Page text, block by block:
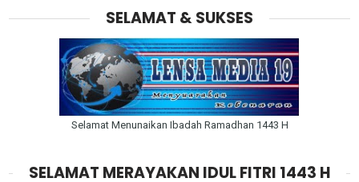
SELAMAT & SUKSES
Selamat Menunaikan Ibadah Ramadhan 1443 H
SELAMAT MERAYAKAN IDUL FITRI 1443 H